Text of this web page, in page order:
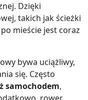
Dzięki
takich jak ścieżki
mieście jest coraz
bywa uciążliwy,
się. Często
samochodem,